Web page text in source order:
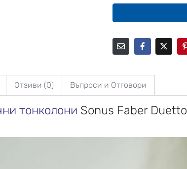
Отзиви (0) Въпроси и Отговори
тонколони Sonus Faber Duetto